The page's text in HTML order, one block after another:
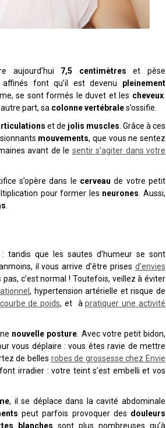
aujourd’hui 7,5 centimètres et pèse
font qu’il est devenu pleinement
se sont formés le duvet et les cheveux
part, sa colonne vertébrales’ossifie.
et de jolis muscles . Grâce à ces
mouvements, que vous ne sentez
avant de le sentir s’agiter dans votre
s’opère dans le cerveau de votre petit
pour former les neurones . Aussi,
: tandis que les sautes d’humeur se sont
il vous arrive d’être prisesd’envies
pas, c’est normal ! Toutefois, veillez à éviter
, hypertension artérielle et risque de
courbe de poids, et àpratiquer une activité
nouvelle posture . Avec votre petit bidon,
vous déplaire : vous êtes ravie de mettre
de belles robes de grossesse chez Envie
irradier : votre teint s’est embelli et vos
, il se déplace dans la cavité abdominale
peut parfois provoquer des douleurs
blanches sont plus nombreuses qu’à